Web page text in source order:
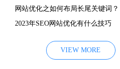
网站优化之如何布局长尾关键词？
2023年SEO网站优化有什么技巧
VIEW MORE